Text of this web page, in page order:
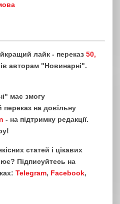
лайк - переказ 50,
авторам "Новинарні".
має змогу
на довільну
- на підтримку редакції.
статей і цікавих
Підписуйтесь на
Telegram, Facebook,